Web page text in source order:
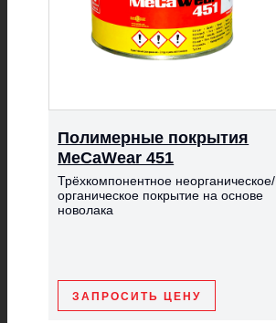
Полимерные покрытия
MeCaWear 451
Трёхкомпонентное неорганическое/
органическое покрытие на основе
новолака
ЗАПРОСИТЬ ЦЕНУ